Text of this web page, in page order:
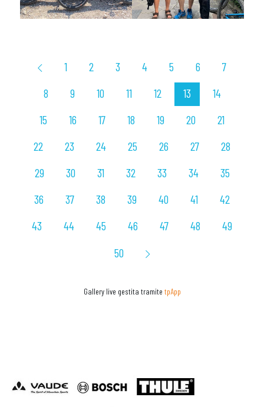
1 2 3 4 5 6
7
8
9 10 11 12 13
14
15
16 17 18 19 20
21
22
23 24 25 26 27
28
29
30 31 32 33 34
35
36
37 38 39 40 41
42
43
44 45 46 47 48
49
50
Gallery live gestita tramite tpApp